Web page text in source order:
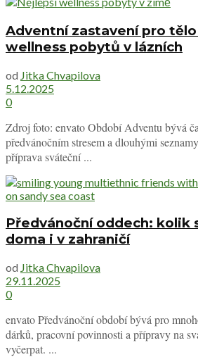
Adventní zastavení pro
wellness pobytů v lázních
od Jitka Chvapilova
5.12.2025
0
Zdroj foto: envato Období Adventu bývá
předvánočním stresem a dlouhými
příprava sváteční ...
Předvánoční oddech: kolik
doma i v zahraničí
od Jitka Chvapilova
29.11.2025
0
envato Předvánoční období bývá pro
dárků, pracovní povinnosti a přípravy na
vyčerpat. ...